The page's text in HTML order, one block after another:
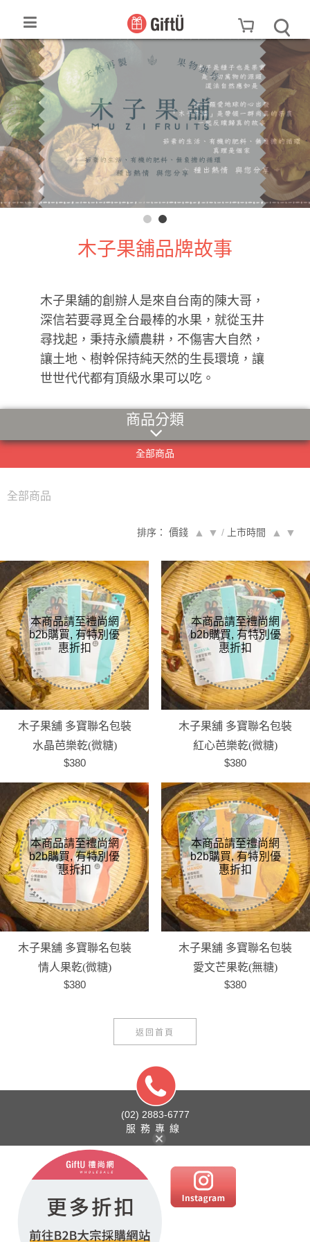
木子果舖品牌故事
木子果舖的創辦人是來自台南的陳大哥，
深信若要尋覓全台最棒的水果，就從玉井
尋找起，秉持永續農耕，不傷害大自然，
讓土地、樹幹保持純天然的生長環境，讓
世世代代都有頂級水果可以吃。
商品分類
全部商品
全部商品
排序： 價錢 ▲ ▼ / 上市時間 ▲ ▼
木子果舖 多寶聯名包裝
水晶芭樂乾(微糖)
$380
木子果舖 多寶聯名包裝
紅心芭樂乾(微糖)
$380
木子果舖 多寶聯名包裝
情人果乾(微糖)
$380
木子果舖 多寶聯名包裝
愛文芒果乾(無糖)
$380
返回首頁
(02) 2883-6777
服務專線